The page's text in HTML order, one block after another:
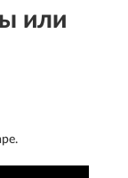
или